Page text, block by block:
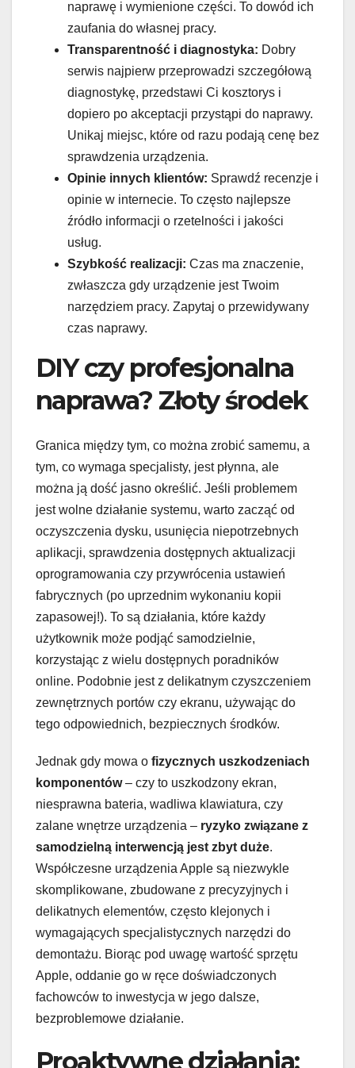
naprawę i wymienione części. To dowód ich
zaufania do własnej pracy.
Transparentność i diagnostyka: Dobry
serwis najpierw przeprowadzi szczegółową
diagnostykę, przedstawi Ci kosztorys i
dopiero po akceptacji przystąpi do naprawy.
Unikaj miejsc, które od razu podają cenę bez
sprawdzenia urządzenia.
Opinie innych klientów: Sprawdź recenzje i
opinie w internecie. To często najlepsze
źródło informacji o rzetelności i jakości
usług.
Szybkość realizacji: Czas ma znaczenie,
zwłaszcza gdy urządzenie jest Twoim
narzędziem pracy. Zapytaj o przewidywany
czas naprawy.
DIY czy profesjonalna
naprawa? Złoty środek
Granica między tym, co można zrobić samemu, a
tym, co wymaga specjalisty, jest płynna, ale
można ją dość jasno określić. Jeśli problemem
jest wolne działanie systemu, warto zacząć od
oczyszczenia dysku, usunięcia niepotrzebnych
aplikacji, sprawdzenia dostępnych aktualizacji
oprogramowania czy przywrócenia ustawień
fabrycznych (po uprzednim wykonaniu kopii
zapasowej!). To są działania, które każdy
użytkownik może podjąć samodzielnie,
korzystając z wielu dostępnych poradników
online. Podobnie jest z delikatnym czyszczeniem
zewnętrznych portów czy ekranu, używając do
tego odpowiednich, bezpiecznych środków.
Jednak gdy mowa o fizycznych uszkodzeniach
komponentów– czy to uszkodzony ekran,
niesprawna bateria, wadliwa klawiatura, czy
zalane wnętrze urządzenia – ryzyko związane z
samodzielną interwencją jest zbyt duże.
Współczesne urządzenia Apple są niezwykle
skomplikowane, zbudowane z precyzyjnych i
delikatnych elementów, często klejonych i
wymagających specjalistycznych narzędzi do
demontażu. Biorąc pod uwagę wartość sprzętu
Apple, oddanie go w ręce doświadczonych
fachowców to inwestycja w jego dalsze,
bezproblemowe działanie.
Proaktywne działania: